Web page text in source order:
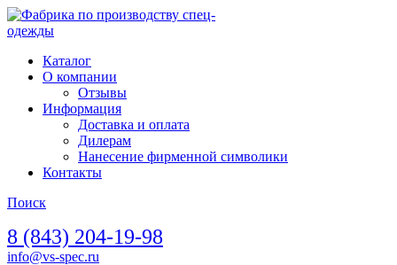
Каталог
О компании
Отзывы
Информация
Доставка и оплата
Дилерам
Нанесение фирменной символики
Контакты
Поиск
8 (843) 204-19-98
info@vs-spec.ru